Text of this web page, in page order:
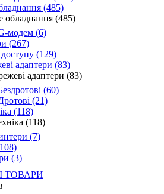
(485)
обладнання (485)
модем (6)
(267)
(129)
адаптери (83)
адаптери (83)
(60)
(21)
(118)
(118)
(7)
(3)
ТОВАРИ